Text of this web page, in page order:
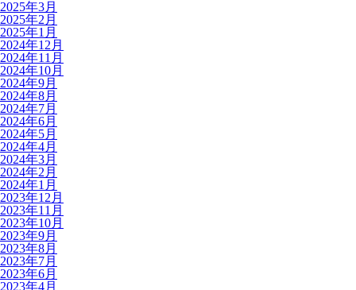
2025年3月
2025年2月
2025年1月
2024年12月
2024年11月
2024年10月
2024年9月
2024年8月
2024年7月
2024年6月
2024年5月
2024年4月
2024年3月
2024年2月
2024年1月
2023年12月
2023年11月
2023年10月
2023年9月
2023年8月
2023年7月
2023年6月
2023年4月